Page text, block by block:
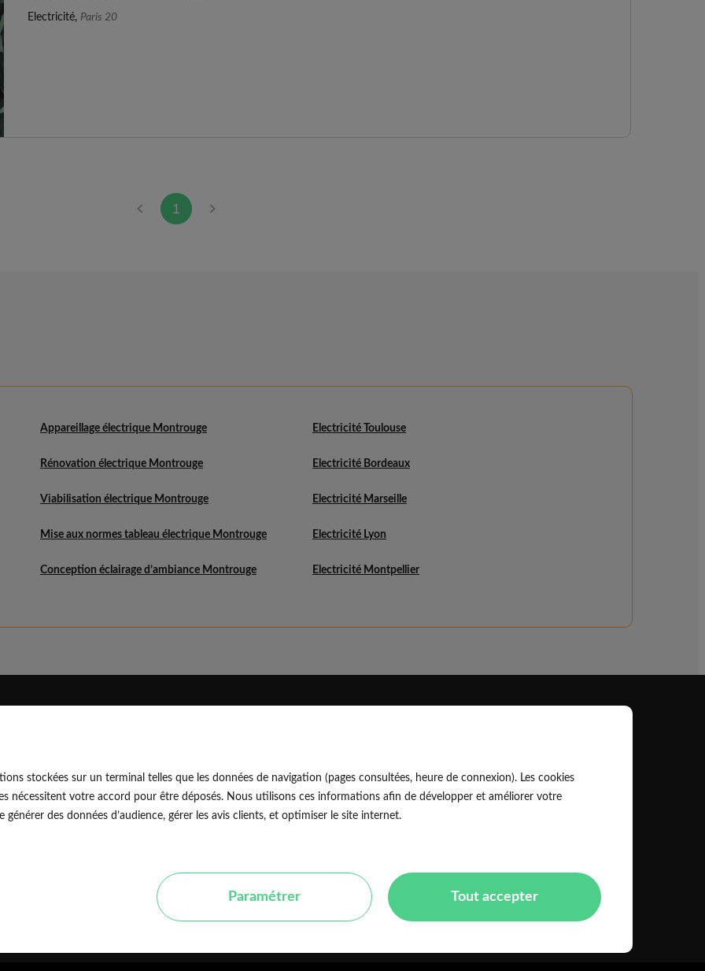
Electricité, Paris 20
1
Appareillage électrique Montrouge
Rénovation électrique Montrouge
Viabilisation électrique Montrouge
Mise aux normes tableau électrique Montrouge
Conception éclairage d’ambiance Montrouge
Electricité Toulouse
Electricité Bordeaux
Electricité Marseille
Electricité Lyon
Electricité Montpellier
Rejoindre notre équipe
Blog professionnel
Blog particulier
Avis vérifiés
EldoPro pour les artisans et pros
EldoNetwork pour les réseaux, marques et industriels
Règles de classement des artisans
Mentions légales CGU
stockées sur un terminal telles que les données de navigation (pages consultées, heure de connexion). Les cookies
nécessitent votre accord pour être déposés. Nous utilisons ces informations afin de développer et améliorer votre
des données d’audience, gérer les avis clients, et optimiser le site internet.
Paramétrer Tout accepter